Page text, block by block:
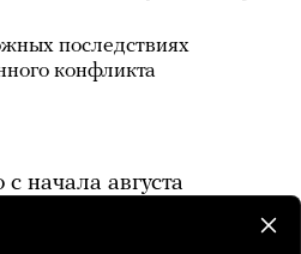
последствиях
конфликта
начала августа
Москве